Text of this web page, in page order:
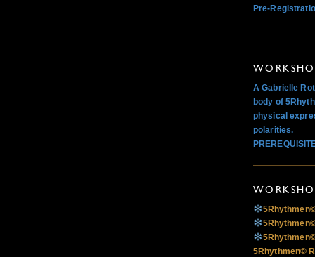
Pre-
A Gabrielle
body of
physical
polarities.
5Rhythmen©